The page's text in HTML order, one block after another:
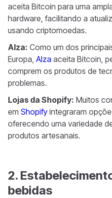
aceita Bitcoin para uma
hardware, facilitando a
usando criptomoedas.
Alza: Como um dos
Europa, Alza aceita Bitcoin,
comprem os produtos de
problemas.
Lojas da Shopify: Muitos
em Shopify integraram
oferecendo uma variedade
produtos artesanais.
2.
bebidas